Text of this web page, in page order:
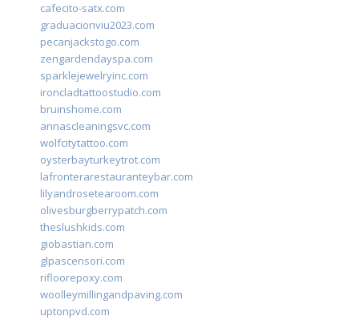
cafecito-satx.com
graduacionviu2023.com
pecanjackstogo.com
zengardendayspa.com
sparklejewelryinc.com
ironcladtattoostudio.com
bruinshome.com
annascleaningsvc.com
wolfcitytattoo.com
oysterbayturkeytrot.com
lafronterarestauranteybar.com
lilyandrosetearoom.com
olivesburgberrypatch.com
theslushkids.com
giobastian.com
glpascensori.com
rifloorepoxy.com
woolleymillingandpaving.com
uptonpvd.com